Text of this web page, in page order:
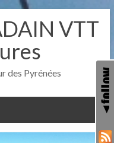
VTT
des Pyrénées